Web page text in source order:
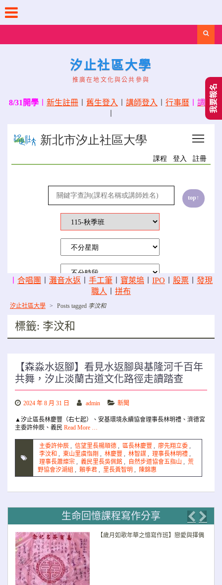
content
汐止社區大學
推廣在地文化與公共參與
8/31開學 新生註冊 舊生登入 講師登入 行事曆
調課
合唱團 灘音水返 手工筆 寶萊塢 IPO 股票
發現
職人
拼布
汐止社區大學 > Posts tagged 李汶和
標籤: 李汶和
【森淼水返腳】看見水返腳與基隆河千百年
共舞，汐止淡蘭古道文化路徑走讀踏查
2024 年 8 月 31 日 admin 新聞
▲汐止區長林慶豐（右七起）、安基環境永續協會理事長林明禮、濟德宮
主委許仲辰、義民 Read More …
主委許仲辰 , 信望里長楊順德 , 區長林慶豐 , 廖先翔立委 ,
李汶和 , 東山里虞恉剛 , 林慶豐 , 林智謀 , 理事長林明禮 ,
理事長蕭燦宗 , 義民里長吳佩銘 , 自然步道協會五指山 , 荒
野協會汐湖組 , 賴季君 , 里長黃智明 , 陳錦惠
生命回憶課程寫作分享
【歲月如歌年華之憶寫作班】戀愛與擇偶
我要報名